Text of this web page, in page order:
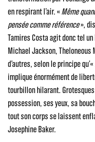
en respirant l’air. «Même
pensée comme référence»,
Tamires Costa agit donc tel
Michael Jackson,
d’autres, selon le principe qu’«
implique énormément de
tourbillon hilarant.
possession, ses yeux, sa
tout son corps se laissent
Josephine Baker.